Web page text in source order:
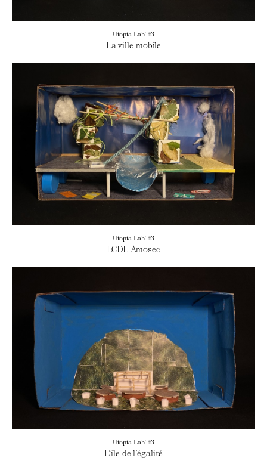
Utopia Lab' #3
La ville mobile
Utopia Lab' #3
LCDL Amosec
Utopia Lab' #3
L’île de l’égalité